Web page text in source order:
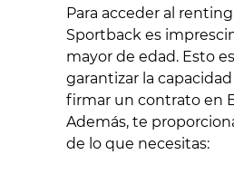
Para acceder al
Sportback es
mayor de edad. Esto
garantizar la
firmar un contrato en
Además, te
de lo que necesitas: